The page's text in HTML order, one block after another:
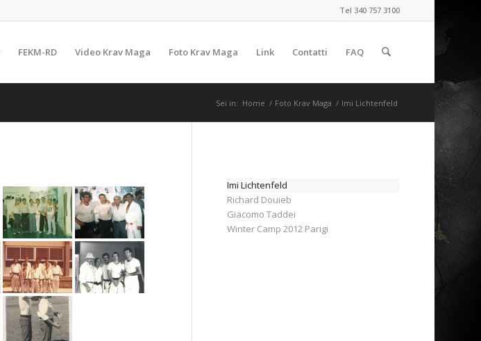
Tel 340 757 3100
FEKM-RD Video Krav Maga Foto Krav Maga Link Contatti FAQ
Sei in: Home / Foto Krav Maga / Imi Lichtenfeld
Imi Lichtenfeld
Richard Douieb
Giacomo Taddei
Winter Camp 2012 Parigi